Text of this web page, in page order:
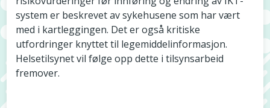
system er beskrevet av sykehusene som har vært
med i kartleggingen. Det er også kritiske
utfordringer knyttet til legemiddelinformasjon.
Helsetilsynet vil følge opp dette i tilsynsarbeid
fremover.